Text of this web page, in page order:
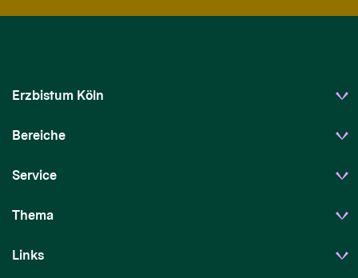
Erzbistum Köln
Bereiche
Service
Thema
Links